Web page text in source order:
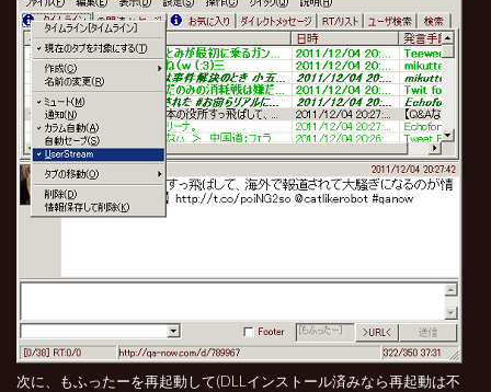
次に、もふったーを再起動して(DLLインストール済みなら再起動は不